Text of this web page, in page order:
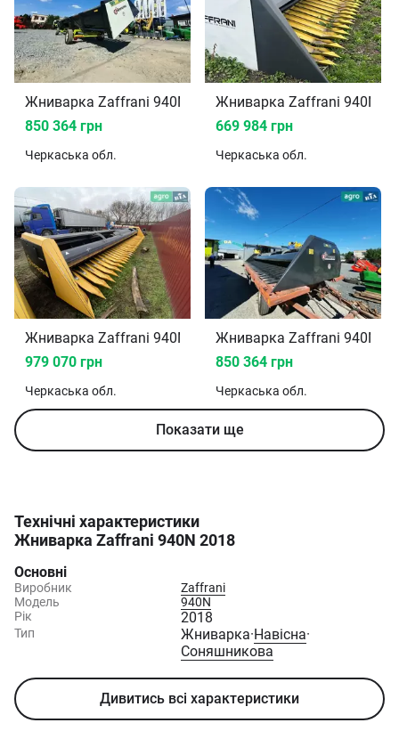
Жниварка Zaffrani 940N 2016
850 364 грн
Черкаська обл.
Жниварка Zaffrani 940N
669 984 грн
Черкаська обл.
Жниварка Zaffrani 940N 2021
979 070 грн
Черкаська обл.
Жниварка Zaffrani 940N
850 364 грн
Черкаська обл.
Показати ще
Технічні характеристики
Жниварка Zaffrani 940N 2018
Основні
Виробник
Zaffrani
Модель
940N
Рік
2018
Тип Жниварка·Навісна·
Соняшникова
Дивитись всі характеристики